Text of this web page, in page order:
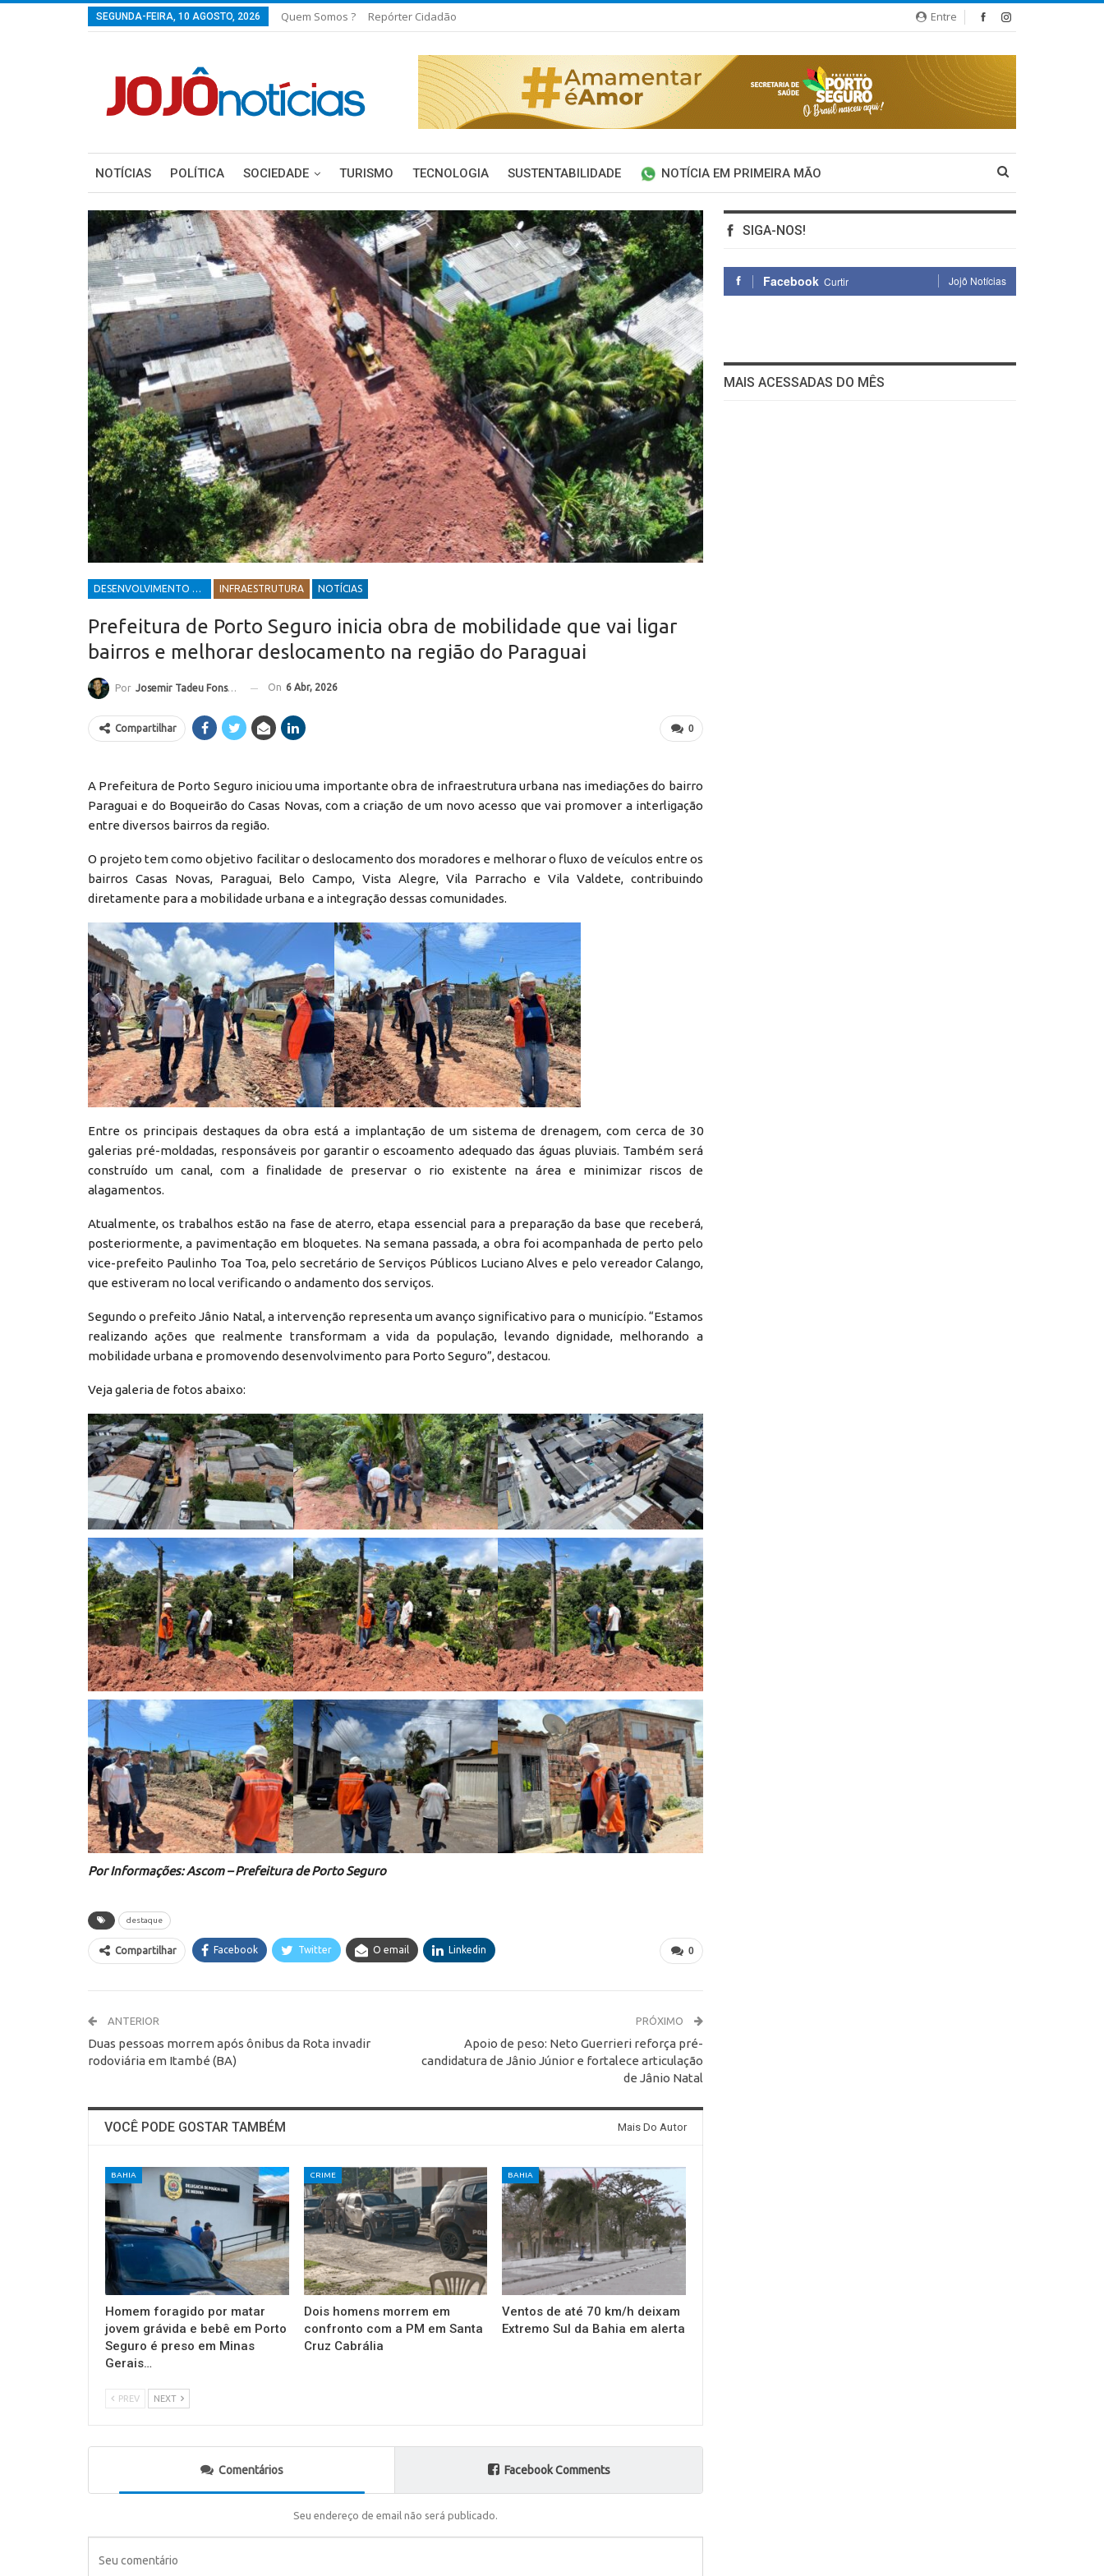
Entre
SEGUNDA-FEIRA, 10 AGOSTO, 2026 Quem Somos ? Repórter Cidadão
NOTÍCIAS POLÍTICA SOCIEDADE TURISMO TECNOLOGIA SUSTENTABILIDADE NOTÍCIA EM PRIMEIRA MÃO
DESENVOLVIMENTO ECONÔMICO E SOCIAL INFRAESTRUTURA NOTÍCIAS
Prefeitura de Porto Seguro inicia obra de mobilidade que vai ligar
bairros e melhorar deslocamento na região do Paraguai
Por Josemir Tadeu Fonseca On 6 Abr, 2026
0
Compartilhar
A Prefeitura de Porto Seguro iniciou uma importante obra de infraestrutura urbana nas imediações do bairro
Paraguai e do Boqueirão do Casas Novas, com a criação de um novo acesso que vai promover a interligação
entre diversos bairros da região.
O projeto tem como objetivo facilitar o deslocamento dos moradores e melhorar o fluxo de veículos entre os
bairros Casas Novas, Paraguai, Belo Campo, Vista Alegre, Vila Parracho e Vila Valdete, contribuindo
diretamente para a mobilidade urbana e a integração dessas comunidades.
Entre os principais destaques da obra está a implantação de um sistema de drenagem, com cerca de 30
galerias pré-moldadas, responsáveis por garantir o escoamento adequado das águas pluviais. Também será
construído um canal, com a finalidade de preservar o rio existente na área e minimizar riscos de
alagamentos.
Atualmente, os trabalhos estão na fase de aterro, etapa essencial para a preparação da base que receberá,
posteriormente, a pavimentação em bloquetes. Na semana passada, a obra foi acompanhada de perto pelo
vice-prefeito Paulinho Toa Toa, pelo secretário de Serviços Públicos Luciano Alves e pelo vereador Calango,
que estiveram no local verificando o andamento dos serviços.
Segundo o prefeito Jânio Natal, a intervenção representa um avanço significativo para o município. “Estamos
realizando ações que realmente transformam a vida da população, levando dignidade, melhorando a
mobilidade urbana e promovendo desenvolvimento para Porto Seguro”, destacou.
Veja galeria de fotos abaixo:
Por Informações: Ascom – Prefeitura de Porto Seguro
destaque
0
Compartilhar Facebook Twitter O email Linkedin
ANTERIOR
Duas pessoas morrem após ônibus da Rota invadir
rodoviária em Itambé (BA)
PRÓXIMO
Apoio de peso: Neto Guerrieri reforça pré-
candidatura de Jânio Júnior e fortalece articulação
de Jânio Natal
VOCÊ PODE GOSTAR TAMBÉM Mais Do Autor
BAHIA
Homem foragido por matar
jovem grávida e bebê em Porto
Seguro é preso em Minas
Gerais…
CRIME
Dois homens morrem em
confronto com a PM em Santa
Cruz Cabrália
BAHIA
Ventos de até 70 km/h deixam
Extremo Sul da Bahia em alerta
PREV NEXT
Comentários Facebook Comments
Seu endereço de email não será publicado.
SIGA-NOS!
Facebook Curtir Jojô Notícias
MAIS ACESSADAS DO MÊS